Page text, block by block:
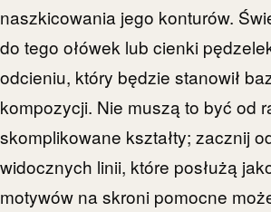
naszkicowania jego konturów.
do tego ołówek lub cienki
odcieniu, który będzie stanowił
kompozycji. Nie muszą to być od
skomplikowane kształty; zacznij
widocznych linii, które posłużą
motywów na skroni pomocne